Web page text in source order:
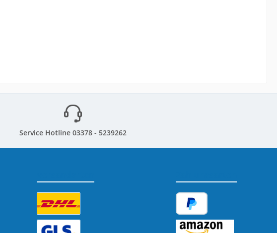
Service Hotline 03378 - 5239262
Benutzerdefiniertes Bild 1 PayPal